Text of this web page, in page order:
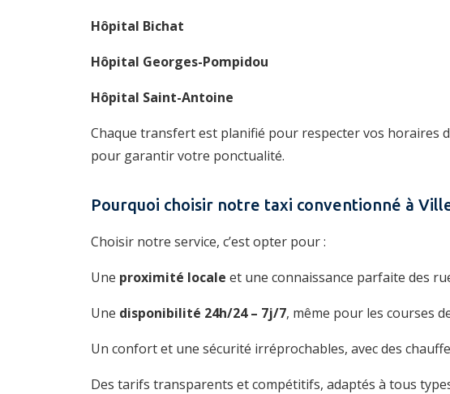
Hôpital Bichat
Hôpital Georges-Pompidou
Hôpital Saint-Antoine
Chaque transfert est planifié pour respecter vos horaires
pour garantir votre ponctualité.
Pourquoi choisir notre taxi conventionné à
Choisir notre service, c’est opter pour :
Une proximité locale et une connaissance parfaite des
Une disponibilité 24h/24 – 7j/7, même pour les courses
Un confort et une sécurité irréprochables, avec des
Des tarifs transparents et compétitifs, adaptés à tous